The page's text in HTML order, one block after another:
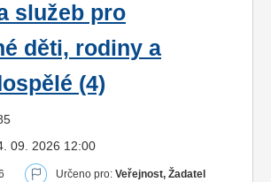
služeb pro
děti, rodiny a
(4)
09. 2026 12:00
Určeno pro: Veřejnost, Žadatel